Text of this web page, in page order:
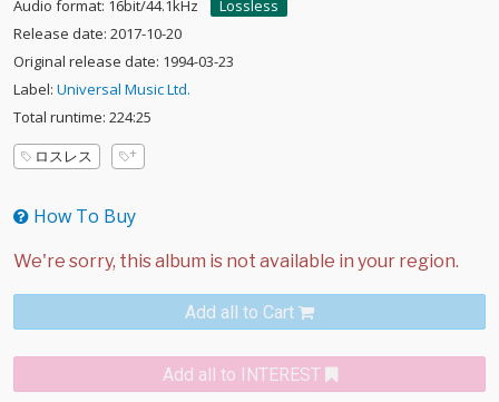
Audio format: 16bit/44.1kHz
Lossless
Release date: 2017-10-20
Original release date: 1994-03-23
Label: Universal Music Ltd.
Total runtime: 224:25
ロスレス
How To Buy
Add all to Cart
Add all to INTEREST